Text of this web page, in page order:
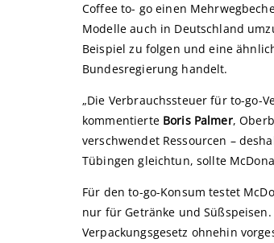
Coffee to- go einen
Modelle auch in Deutschland
Beispiel zu folgen und eine
Bundesregierung handelt.
„Die Verbrauchssteuer für to-go-
kommentierte Boris Palmer,
verschwendet Ressourcen –
Tübingen gleichtun, sollte
Für den to-go-Konsum testet
nur für Getränke und
Verpackungsgesetz ohnehin